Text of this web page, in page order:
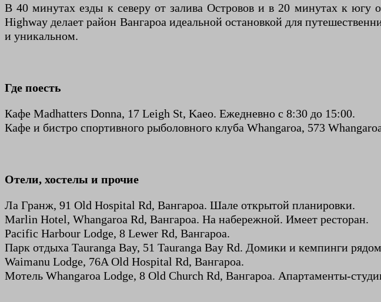
В 40 минутах езды к северу от залива Островов и в 20 минутах к югу
Highway делает район Вангароа идеальной остановкой для
и уникальном.
Где поесть
Кафе Madhatters Donna, 17 Leigh St, Kaeo. Ежедневно с 8:30 до 15:00.
Кафе и бистро спортивного рыболовного клуба Whangaroa, 573
Отели, хостелы и прочие
Ла Гранж, 91 Old Hospital Rd, Вангароа. Шале открытой планировки.
Marlin Hotel, Whangaroa Rd, Вангароа. На набережной. Имеет ресторан.
Pacific Harbour Lodge, 8 Lewer Rd, Вангароа.
Парк отдыха Tauranga Bay, 51 Tauranga Bay Rd. Домики и кемпинги
Waimanu Lodge, 76A Old Hospital Rd, Вангароа.
Мотель Whangaroa Lodge, 8 Old Church Rd, Вангароа. Апартаменты-